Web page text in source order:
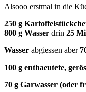
Alsooo erstmal in die
250 g
800 g Wasser drin 25
Wasser abgiessen aber
100 g enthaeutete,
70 g Garwasser (oder